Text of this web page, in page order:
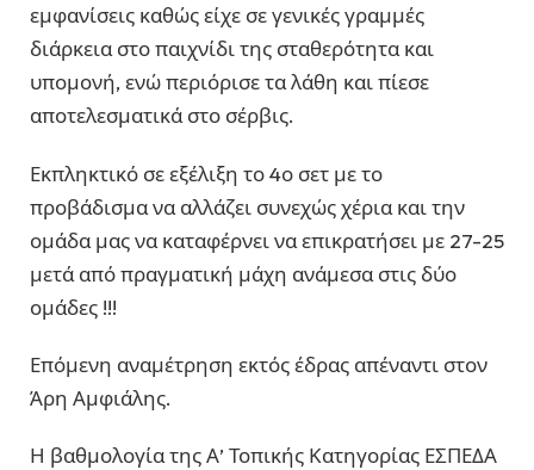
εμφανίσεις καθώς είχε σε γενικές γραμμές
διάρκεια στο παιχνίδι της σταθερότητα και
υπομονή, ενώ περιόρισε τα λάθη και πίεσε
αποτελεσματικά στο σέρβις.
Εκπληκτικό σε εξέλιξη το 4ο σετ με το
προβάδισμα να αλλάζει συνεχώς χέρια και την
ομάδα μας να καταφέρνει να επικρατήσει με 27-25
μετά από πραγματική μάχη ανάμεσα στις δύο
ομάδες !!!
Επόμενη αναμέτρηση εκτός έδρας απέναντι στον
Άρη Αμφιάλης.
Η βαθμολογία της Α’ Τοπικής Κατηγορίας ΕΣΠΕΔΑ